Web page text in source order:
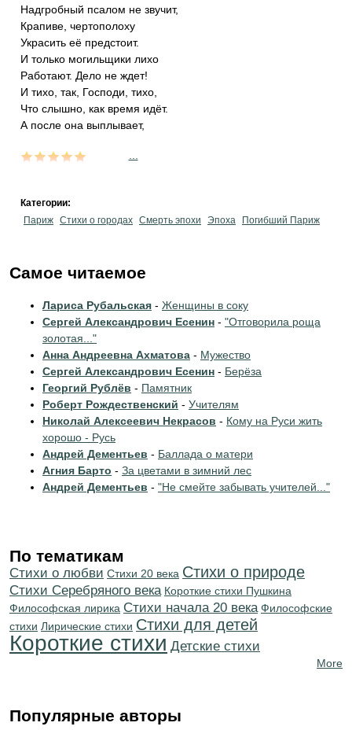
Надгробный псалом не звучит,
Крапиве, чертополоху
Украсить её предстоит.
И только могильщики лихо
Работают. Дело не ждет!
И тихо, так, Господи, тихо,
Что слышно, как время идёт.
А после она выплывает,
Категории:
Париж Стихи о городах Смерть эпохи Эпоха Погибший Париж
Самое читаемое
Лариса Рубальская - Женщины в соку
Сергей Александрович Есенин - "Отговорила роща
золотая..."
Анна Андреевна Ахматова - Мужество
Сергей Александрович Есенин - Берёза
Георгий Рублёв - Памятник
Роберт Рождественский - Учителям
Николай Алексеевич Некрасов - Кому на Руси жить
хорошо - Русь
Андрей Дементьев - Баллада о матери
Агния Барто - За цветами в зимний лес
Андрей Дементьев - "Не смейте забывать учителей..."
По тематикам
Стихи о любви Стихи 20 века Стихи о природе
Cтихи Серебряного века Короткие стихи Пушкина
Философская лирика Cтихи начала 20 века Философские
стихи Лирические стихи Стихи для детей
Короткие стихи Детские стихи
More
Популярные авторы